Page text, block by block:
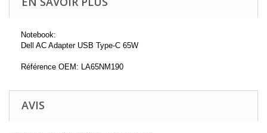
Notebook:
Dell AC Adapter USB Type-C 65W
Référence OEM: LA65NM190
AVIS